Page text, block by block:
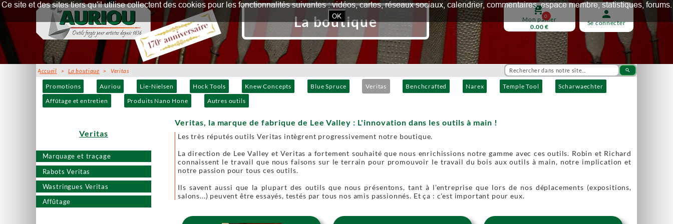
search
Promotions Auriou Lie-Nielsen Hock Tools Knew Concepts Blue Spruce Veritas Benchcrafted Narex Temple Tool
Scharwaechter
Affûtage et entretien
Produits Nano Hone Autres outils
person
Se connecter
shopping_cart
0
Mon panier
0.00 €
Marquage et traçage
Rabots Veritas
Wastringues Veritas
Affûtage
La boutique
Accueil >La boutique > Veritas
Veritas, la marque de fabrique de Lee Valley : L'innovation dans les outils à main !
Les très réputés outils Veritas intègrent progressivement notre boutique.
La direction de Lee Valley et Veritas a fortement souhaité que nous enrichissions notre gamme avec ces outils. Robin et Richard
connaissent le travail que nous faisons sur le terrain pour promouvoir le travail du bois aux outils à main, notre implication et
notre passion pour tous ces outils.
Ils savent aussi que la plupart des outils que nous présentons, tant à l'entreprise que lors de nos déplacements (expositions,
salons...) peuvent être essayés, testés par tous nos amis passionnés. Et ça : c'est important pour eux.
Veritas
Ce site et des sites tiers qu'il utilise collectent des cookies pour les fonctionnalités suivantes : vidéos, cartes, réseaux sociaux, calendrier, commentaires, espace membre, statistiques, forums.
OK